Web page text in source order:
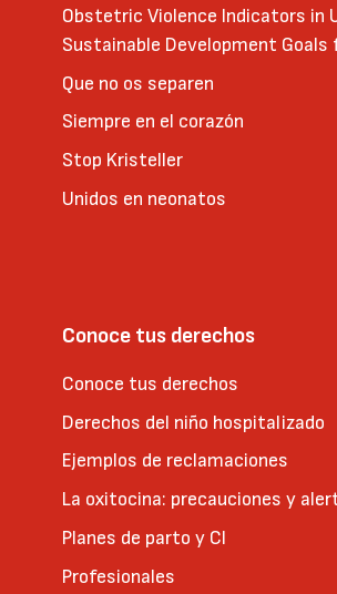
Obstetric Violence Indicators in
Sustainable Development
Que no os separen
Siempre en el corazón
Stop Kristeller
Unidos en neonatos
Conoce tus derechos
Conoce tus derechos
Derechos del niño hospitalizado
Ejemplos de reclamaciones
La oxitocina: precauciones y
Planes de parto y CI
Profesionales